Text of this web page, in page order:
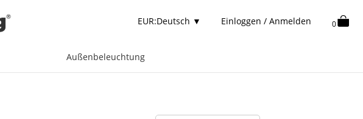
EUR:Deutsch ▼ Einloggen / Anmelden 0
Außenbeleuchtung